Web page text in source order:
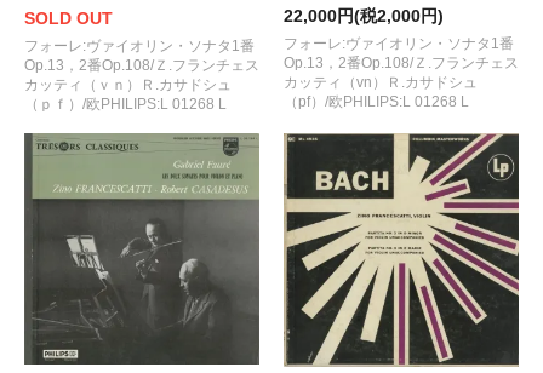
SOLD OUT
フォーレ:ヴァイオリン・ソナタ1番
Op.13，2番Op.108/Ｚ.フランチェス
カッティ（ｖｎ）Ｒ.カサドシュ
（ｐｆ）/欧PHILIPS:L 01268 L
22,000円(税2,000円)
フォーレ:ヴァイオリン・ソナタ1番
Op.13，2番Op.108/Ｚ.フランチェス
カッティ（vn）Ｒ.カサドシュ
（pf）/欧PHILIPS:L 01268 L